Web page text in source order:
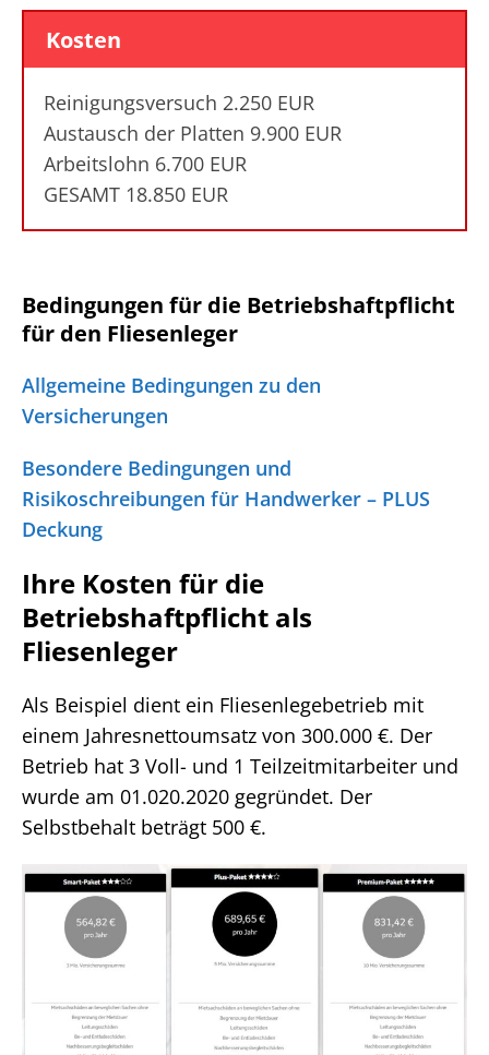
Kosten
Reinigungsversuch 2.250 EUR
Austausch der Platten 9.900 EUR
Arbeitslohn 6.700 EUR
GESAMT 18.850 EUR
Bedingungen für die Betriebshaftpflicht
für den Fliesenleger
Allgemeine Bedingungen zu den
Versicherungen
Besondere Bedingungen und
Risikoschreibungen für Handwerker – PLUS
Deckung
Ihre Kosten für die
Betriebshaftpflicht als
Fliesenleger
Als Beispiel dient ein Fliesenlegebetrieb mit
einem Jahresnettoumsatz von 300.000 €. Der
Betrieb hat 3 Voll- und 1 Teilzeitmitarbeiter und
wurde am 01.020.2020 gegründet. Der
Selbstbehalt beträgt 500 €.